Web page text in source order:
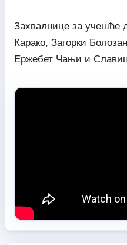
Захвалнице за учешће
Карако, Загорки
Ержебет Чањи и